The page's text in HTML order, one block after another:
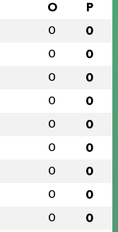
O P
0 0
0 0
0 0
0 0
0 0
0 0
0 0
0 0
0 0